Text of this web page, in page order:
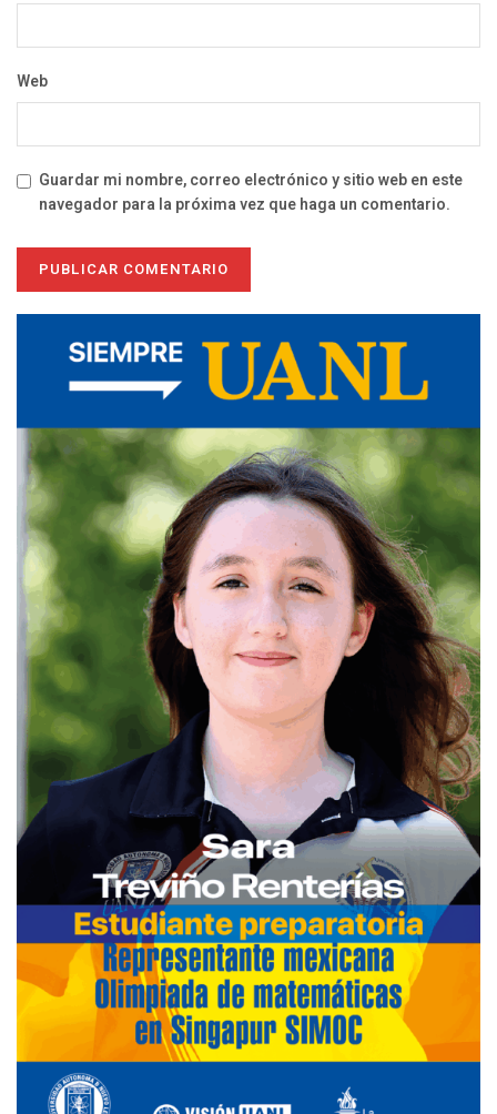
Web
Guardar mi nombre, correo electrónico y sitio web en este
navegador para la próxima vez que haga un comentario.